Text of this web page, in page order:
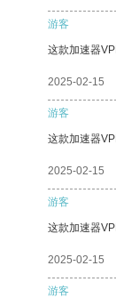
游客
这款加速器
2025-02-15
游客
这款加速器
2025-02-15
游客
这款加速器
2025-02-15
游客